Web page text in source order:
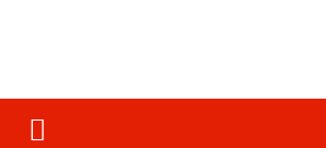
पुणे